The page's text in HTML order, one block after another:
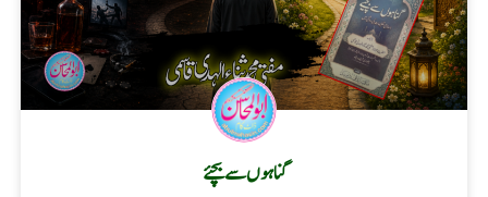
گناہوں سے بچئے